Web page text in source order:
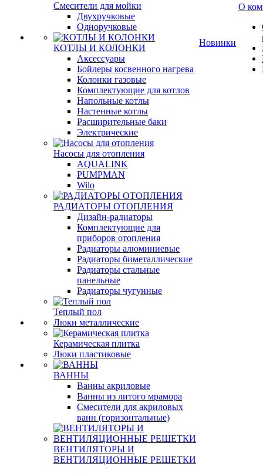
Смесители для мойки
Двухручковые
Одноручковые
КОТЛЫ И КОЛОНКИ
Аксессуары
Бойлеры косвенного нагрева
Колонки газовые
Комплектующие для котлов
Напольные котлы
Настенные котлы
Расширительные баки
Электрические
Насосы для отопления
AQUALINK
PUMPMAN
Wilo
РАДИАТОРЫ ОТОПЛЕНИЯ
Дизайн-радиаторы
Комплектующие для
приборов отопления
Радиаторы алюминиевые
Радиаторы биметаллические
Радиаторы стальные
панельные
Радиаторы чугунные
Теплый пол
Люки металлические
Керамическая плитка
Люки пластиковые
ВАННЫ
Ванны акриловые
Ванны из литого мрамора
Смесители для акриловых
ванн (горизонтальные)
ВЕНТИЛЯТОРЫ И
ВЕНТИЛЯЦИОННЫЕ РЕШЕТКИ
Новинки
О